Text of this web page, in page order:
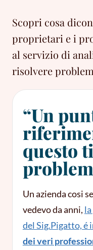
Scopri cosa
proprietari e i
al servizio di
risolvere
“Un
questo
Un azienda cosi
vedevo da anni,
del Sig.Pigatto, é
dei veri